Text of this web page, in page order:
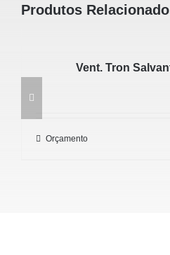
Produtos
Vent. Tron
Orçamento